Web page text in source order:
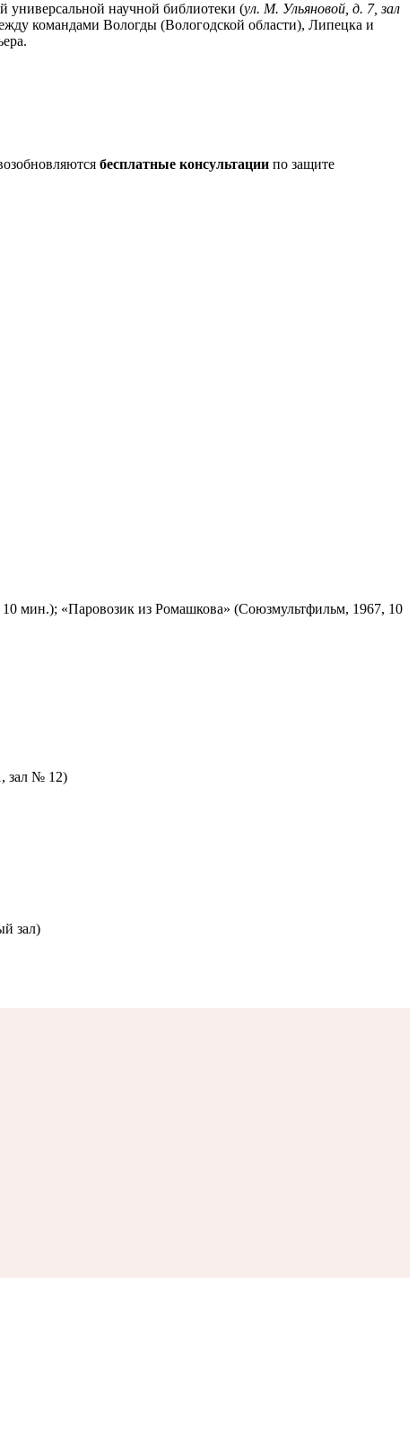
научной библиотеки (ул. М. Ульяновой, д. 7, зал
командами Вологды (Вологодской области), Липецка и
бесплатные консультации по защите
мин.); «Паровозик из Ромашкова» (Союзмультфильм, 1967, 10
зал № 12)
зал)